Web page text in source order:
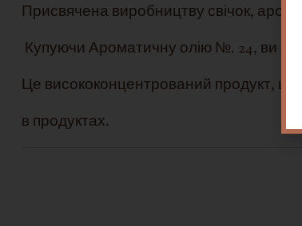
Присвячена виробництву свічок,
Купуючи Ароматичну олію №. 24, ви
Це висококонцентрований продукт,
в продуктах.